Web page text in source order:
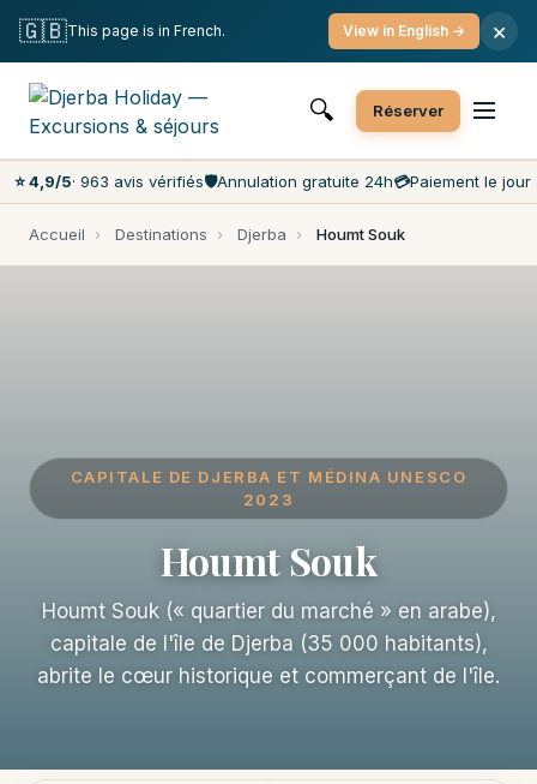
Annulation gratuite
Prix les moins chers du marché
Service client 7j/7
🔍 Réserver
⭐ 4,9/5· 963 avis vérifiés🛡️Annulation gratuite 24h💳Paiement le jour
Accueil › Destinations › Djerba › Houmt Souk
CAPITALE DE DJERBA ET MÉDINA UNESCO
2023
Houmt Souk
Houmt Souk (« quartier du marché » en arabe),
capitale de l'île de Djerba (35 000 habitants),
abrite le cœur historique et commerçant de l'île.
🇬🇧This page is in French. View in English → ×